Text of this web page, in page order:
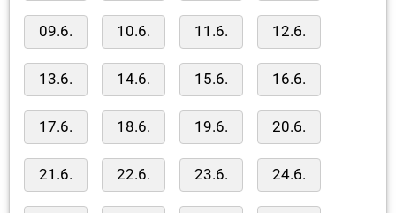
09.6. 10.6. 11.6. 12.6.
13.6. 14.6. 15.6. 16.6.
17.6. 18.6. 19.6. 20.6.
21.6. 22.6. 23.6. 24.6.